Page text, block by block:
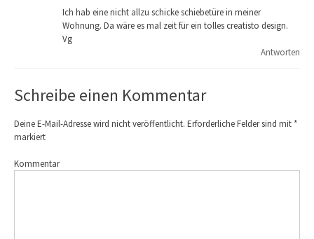
Ich hab eine nicht allzu schicke schiebetüre in meiner
Wohnung. Da wäre es mal zeit für ein tolles creatisto design.
Vg
Antworten
Schreibe einen Kommentar
Deine E-Mail-Adresse wird nicht veröffentlicht. Erforderliche Felder sind mit *
markiert
Kommentar